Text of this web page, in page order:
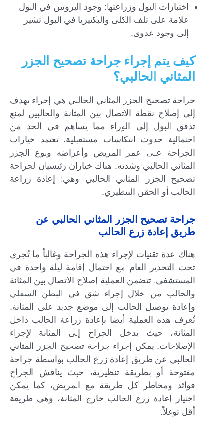
اختبارات البول وزراعتها: وجود البروتين في البول
علامة على تلف الكلى والبكتيريا في البول تشير
إلى وجود عدوى.
كيف يتم إجراء جراحة تصحيح الجزر
المثاني الحالبي؟
جراحة تصحيح الجزر المثاني الحالبي هي إجراء يهدف
إلى إصلاح نقطة الاتصال بين المثانة والحالبين لمنع
تدفق البول إلى الوراء مما يساهم في الحد من
احتمالية حدوث انتكاسات مستقبلية. تعتمد خيارات
الجراحة على عمر المريض وأعراضه ونوع الجزر
المثاني الحالبي وشدته. هناك خياران رئيسيان لجراحة
تصحيح الجزر المثاني الحالبي وهي: إعادة زراعة
الحالب أو الحقن التنظيري.
جراحة تصحيح الجزر المثاني الحالبي عن
طريق إعادة زرع الحالب
هناك عدة تقنيات لإجراء هذه الجراحة وغالباً ما تُجرى
تحت التخدير العام مع احتمال إقامة ليلة واحدة في
المستشفى. تتضمن العملية إصلاح الاتصال بين المثانة
والحالب من خلال إجراء شق في البطن السفلي
وإعادة توصيل الحالب إلى موضع جديد على المثانة.
تُعرف هذه العملية أيضا بإعادة زراعة الحالب داخل
المثانة، حيث يدخل الجراح إلى المثانة لإجراء
الإصلاحات. يمكن إجراء جراحة تصحيح الجزر المثاني
الحالبي عن طريق إعادة زرع الحالب بواسطة جراحة
مفتوحة أو بطريقة تنظيرية، حيث يناقش الجراح
فوائد ومخاطر كل طريقة مع المريض، كما يمكن
اختيار إعادة زرع الحالب خارج المثانة، وهي طريقة
أقل توغلاً.